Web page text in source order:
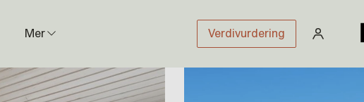
Mer
Prisstatistikk
Næring
Verdivurdering